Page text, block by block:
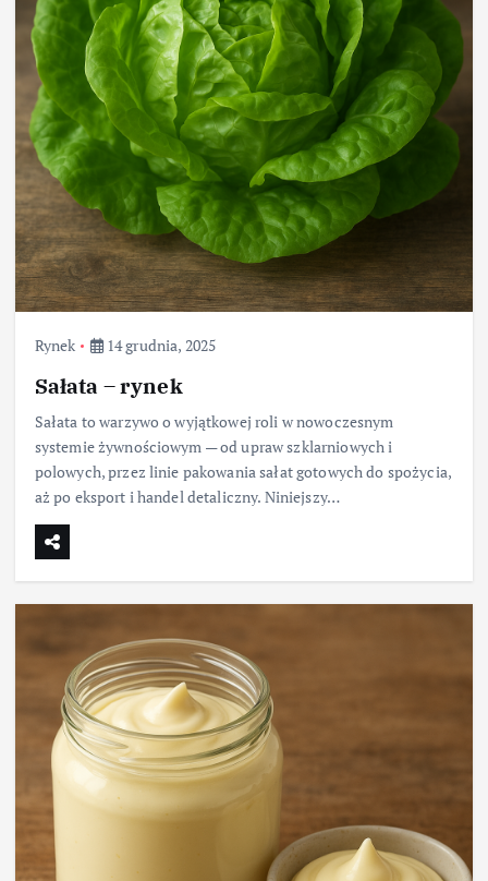
Rynek 14 grudnia, 2025
Sałata – rynek
Sałata to warzywo o wyjątkowej roli w nowoczesnym
systemie żywnościowym — od upraw szklarniowych i
polowych, przez linie pakowania sałat gotowych do spożycia,
aż po eksport i handel detaliczny. Niniejszy…